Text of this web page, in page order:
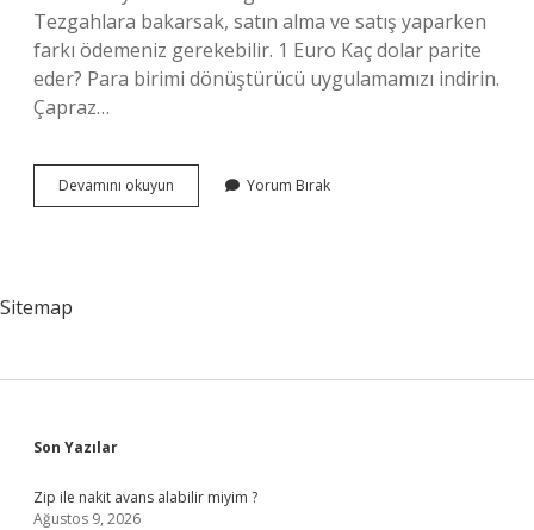
Tezgahlara bakarsak, satın alma ve satış yaparken
farkı ödemeniz gerekebilir. 1 Euro Kaç dolar parite
eder? Para birimi dönüştürücü uygulamamızı indirin.
Çapraz…
Devamını okuyun Çobanpınar
Nerenin
Yorum Bırak
Sitemap
Sidebar
Son Yazılar
Zip ile nakit avans alabilir miyim ?
Ağustos 9, 2026